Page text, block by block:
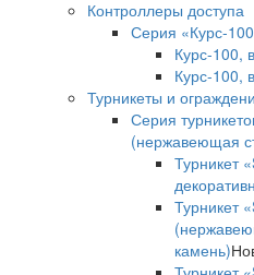
Контроллеры доступа
Серия «Курс-
Курс-100,
Курс-100,
Турникеты и
Серия
(нержавеющая
Турникет
Турникет
камень)